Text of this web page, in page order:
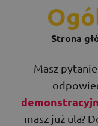
Strona
Masz
masz już ula?